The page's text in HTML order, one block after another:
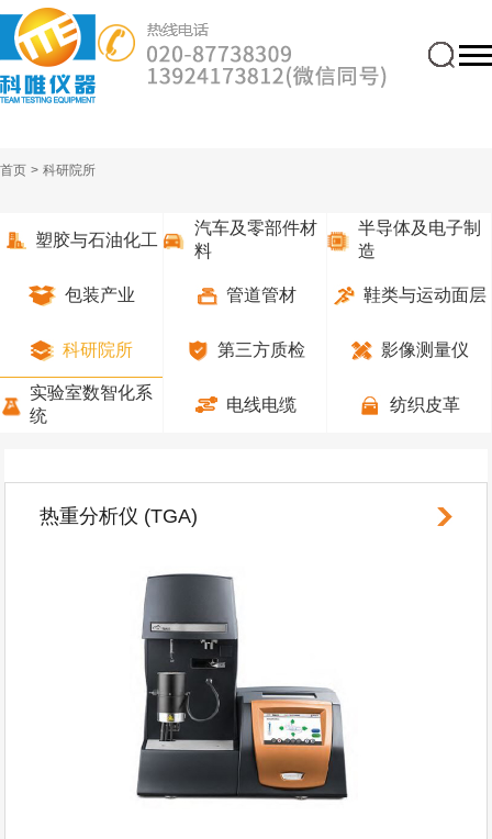
首页 > 科研院所
塑胶与石油化工
汽车及零部件材
料
半导体及电子制
造
包装产业 管道管材 鞋类与运动面层
科研院所 第三方质检 影像测量仪
实验室数智化系
统
电线电缆 纺织皮革
热重分析仪 (TGA)